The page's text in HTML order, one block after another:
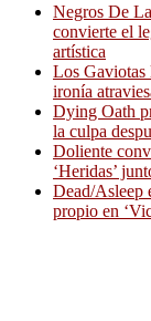
Negros De
convierte el
artística
Los Gaviotas
ironía
Dying Oath
la culpa
Doliente
‘Heridas’
Dead/Asleep
propio en